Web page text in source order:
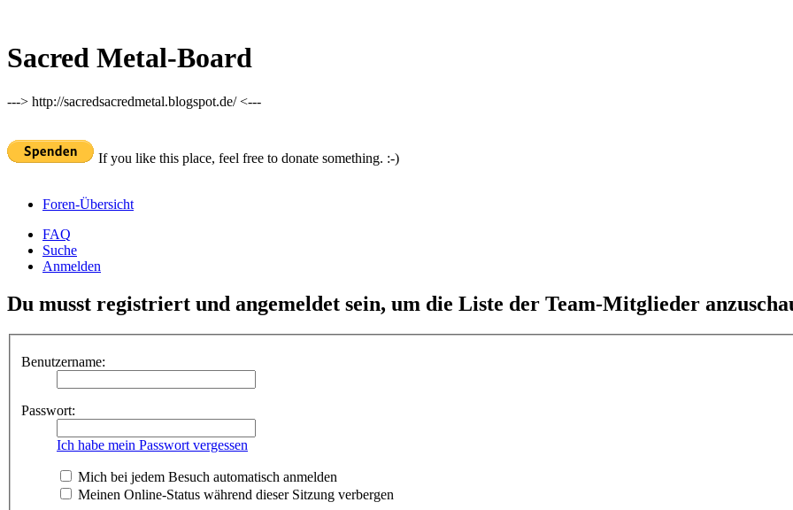
Sacred Metal-Board
---> http://sacredsacredmetal.blogspot.de/ <---
If you like this place, feel free to donate something. :-)
Foren-Übersicht
FAQ
Suche
Anmelden
Du musst registriert und angemeldet sein, um die Liste der Team-Mitglieder
Benutzername:
Passwort:
Ich habe mein Passwort vergessen
Mich bei jedem Besuch automatisch anmelden
Meinen Online-Status während dieser Sitzung verbergen